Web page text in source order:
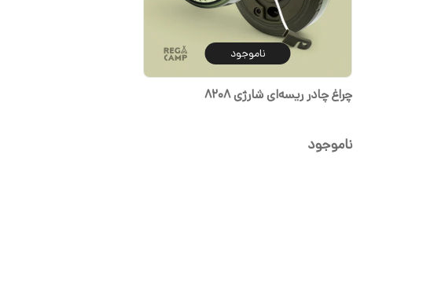
ناموجود
چراغ چادر ریسه‌ای شارژی 8208
ناموجود